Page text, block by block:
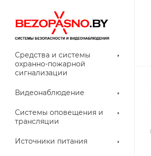
Средства и системы
охранно-пожарной
сигнализации
Видеонаблюдение
для
Системы оповещения и
трансляции
Источники питания